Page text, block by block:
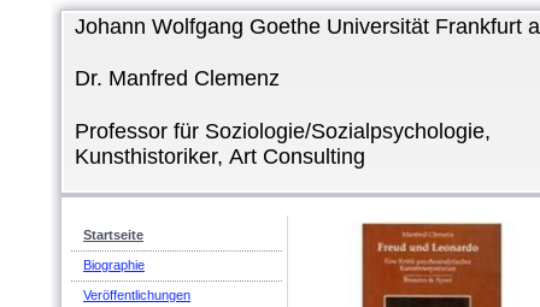
Johann Wolfgang Goethe Universität Frankfurt
Dr. Manfred Clemenz
Professor für Soziologie/Sozialpsychologie,
Kunsthistoriker, Art Consulting
Startseite
Biographie
Veröffentlichungen